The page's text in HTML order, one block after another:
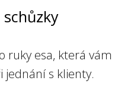
ruky esa, která vám
jednání s klienty.